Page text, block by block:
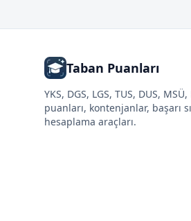
Taban Puanları
YKS, DGS, LGS, TUS, DUS,
puanları, kontenjanlar, başarı
hesaplama araçları.